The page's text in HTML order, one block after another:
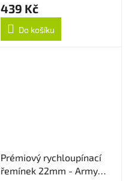
439 Kč
Do košíku
Prémiový rychloupínací
řemínek 22mm - Army